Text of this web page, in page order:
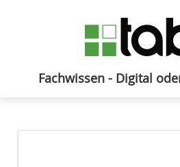
Fachwissen - Digital